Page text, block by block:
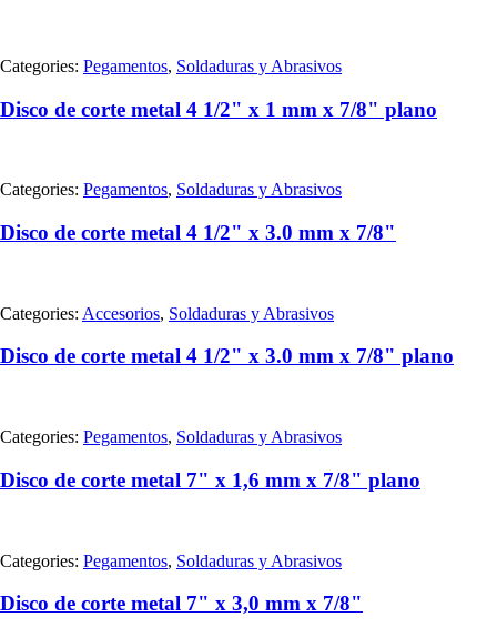
Categories: Pegamentos, Soldaduras y Abrasivos
Disco de corte metal 4 1/2" x 1 mm x 7/8" plano
Categories: Pegamentos, Soldaduras y Abrasivos
Disco de corte metal 4 1/2" x 3.0 mm x 7/8"
Categories: Accesorios, Soldaduras y Abrasivos
Disco de corte metal 4 1/2" x 3.0 mm x 7/8" plano
Categories: Pegamentos, Soldaduras y Abrasivos
Disco de corte metal 7" x 1,6 mm x 7/8" plano
Categories: Pegamentos, Soldaduras y Abrasivos
Disco de corte metal 7" x 3,0 mm x 7/8"